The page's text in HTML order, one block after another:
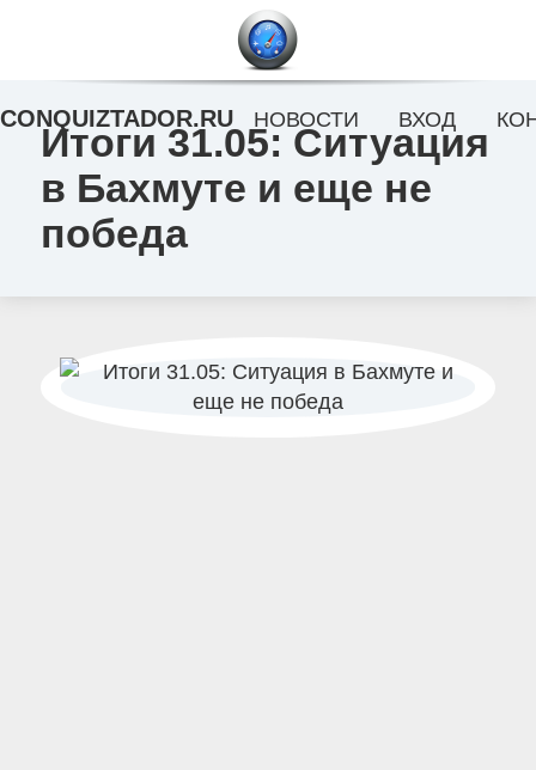
Итоги 31.05: Ситуация
в Бахмуте и еще не
победа
CONQUIZTADOR.RU НОВОСТИ ВХОД